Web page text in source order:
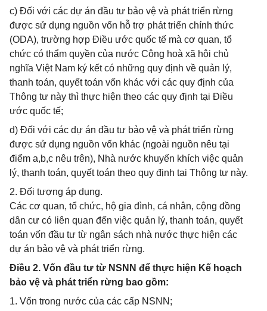
c) Đối với các dự án đầu tư bảo vệ và phát triển rừng
được sử dụng nguồn vốn hỗ trợ phát triển chính thức
(ODA), trường hợp Điều ước quốc tế mà cơ quan, tổ
chức có thẩm quyền của nước Cộng hoà xã hội chủ
nghĩa Việt Nam ký kết có những quy định về quản lý,
thanh toán, quyết toán vốn khác với các quy định của
Thông tư này thì thực hiện theo các quy định tại Điều
ước quốc tế;
d) Đối với các dự án đầu tư bảo vệ và phát triển rừng
được sử dụng nguồn vốn khác (ngoài nguồn nêu tại
điểm a,b,c nêu trên), Nhà nước khuyến khích việc quản
lý, thanh toán, quyết toán theo quy định tại Thông tư này.
2. Đối tượng áp dụng.
Các cơ quan, tổ chức, hộ gia đình, cá nhân, cộng đồng
dân cư có liên quan đến việc quản lý, thanh toán, quyết
toán vốn đầu tư từ ngân sách nhà nước thực hiện các
dự án bảo vệ và phát triển rừng.
Điều 2. Vốn đầu tư từ NSNN để thực hiện Kế hoạch
bảo vệ và phát triển rừng bao gồm:
1. Vốn trong nước của các cấp NSNN;